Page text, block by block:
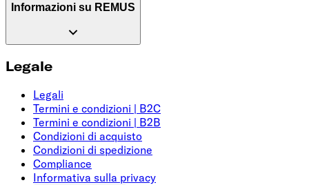
Informazioni su REMUS
Legale
Legali
Termini e condizioni | B2C
Termini e condizioni | B2B
Condizioni di acquisto
Condizioni di spedizione
Compliance
Informativa sulla privacy